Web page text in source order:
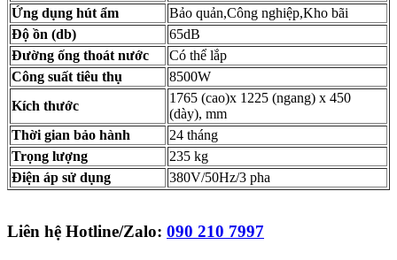
Ứng dụng hút ẩm
Bảo quản,Công nghiệp,Kho bãi
Độ ồn (db)
65dB
Đường ống thoát nước
Có thể lắp
Công suất tiêu thụ
8500W
Kích thước
1765 (cao)x 1225 (ngang) x 450
(dày), mm
Thời gian bảo hành
24 tháng
Trọng lượng
235 kg
Điện áp sử dụng
380V/50Hz/3 pha
Liên hệ Hotline/Zalo: 090 210 7997